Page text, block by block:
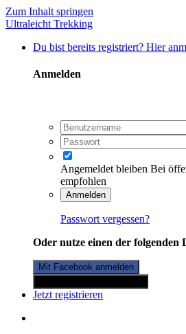
Zum Inhalt springen
Ultraleicht Trekking
Du bist bereits registriert? Hier
Anmelden
Angemeldet bleiben Bei
empfohlen
Anmelden
Passwort vergessen?
Oder nutze einen der folgenden
Mit Facebook anmelden
Jetzt registrieren